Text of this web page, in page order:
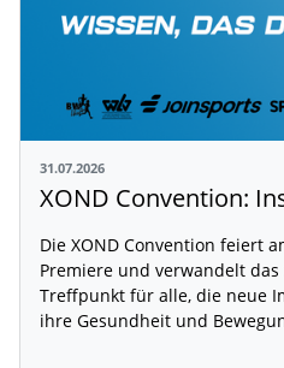
31.07.2026
Die XOND Convention feiert
Premiere und verwandelt
Treffpunkt für alle, die neue
ihre Gesundheit und